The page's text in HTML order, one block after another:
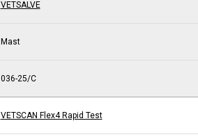
VETSALVE
Mast
036-25/C
VETSCAN Flex4 Rapid Test